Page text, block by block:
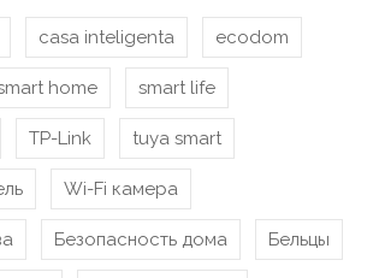
casa inteligenta ecodom
home smart life
TP-Link tuya smart
Wi-Fi камера
Безопасность дома Бельцы